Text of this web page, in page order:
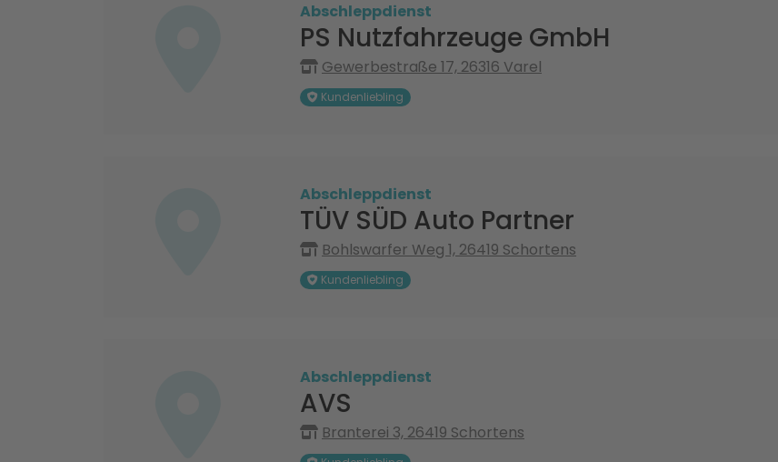
Abschleppdienst
PS Nutzfahrzeuge GmbH
Gewerbestraße 17, 26316 Varel
Kundenliebling
Abschleppdienst
TÜV SÜD Auto Partner
Bohlswarfer Weg 1, 26419 Schortens
Kundenliebling
Abschleppdienst
AVS
Branterei 3, 26419 Schortens